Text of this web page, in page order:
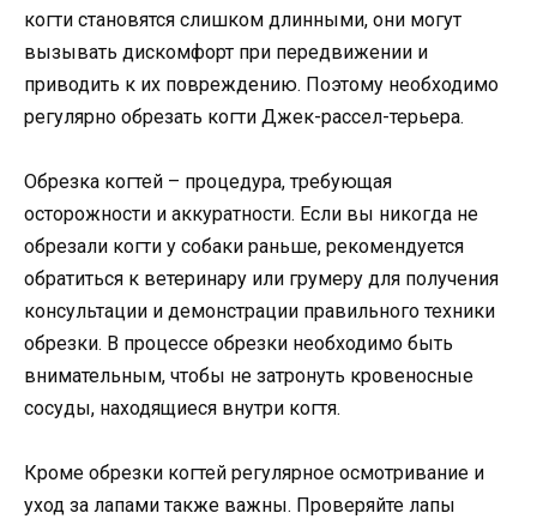
когти становятся слишком длинными, они могут
вызывать дискомфорт при передвижении и
приводить к их повреждению. Поэтому необходимо
регулярно обрезать когти Джек-рассел-терьера.
Обрезка когтей – процедура, требующая
осторожности и аккуратности. Если вы никогда не
обрезали когти у собаки раньше, рекомендуется
обратиться к ветеринару или грумеру для получения
консультации и демонстрации правильного техники
обрезки. В процессе обрезки необходимо быть
внимательным, чтобы не затронуть кровеносные
сосуды, находящиеся внутри когтя.
Кроме обрезки когтей регулярное осмотривание и
уход за лапами также важны. Проверяйте лапы